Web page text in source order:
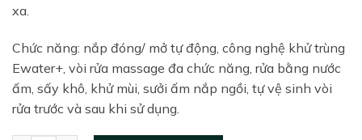
xa.
Chức năng: nắp đóng/ mở tự động, công nghệ khử trùng
Ewater+, vòi rửa massage đa chức năng, rửa bằng nước
ấm, sấy khô, khử mùi, sưởi ấm nắp ngồi, tự vệ sinh vòi
rửa trước và sau khi sử dụng.